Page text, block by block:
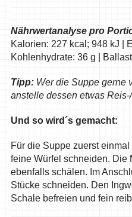
Nährwertanalyse pro
Kalorien: 227 kcal; 948 kJ |
Kohlenhydrate: 36 g |
Tipp: Wer die Suppe gerne
anstelle dessen etwas
Und so wird´s gemacht:
Für die Suppe zuerst
feine Würfel schneiden. Die
ebenfalls schälen. Im
Stücke schneiden. Den
Schale befreien und fein